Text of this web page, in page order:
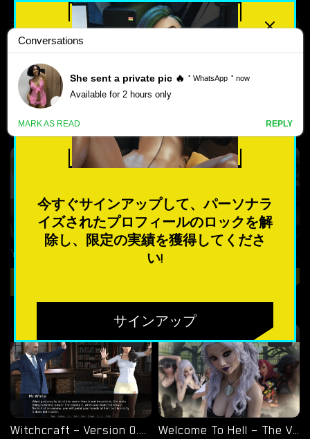
最高評価
人気のある
新しい
ポ
フリーセックスシミュレーター
無料エロゲーム
限定ゲーム
モバイル向けトップポルノゲ
ームをダウンロード📲
Yes, We Are – New Version 4 [TeamOfOne] XXLove – New Version 0.8 [CHAIXAS-GAMES]
4.6
Witchcraft – Version 0.9.8p – Added Android Port [Red Silhouette]
4.4
Welcome To Hell – The Vampire Chronicles – New Version 0.1.0 Remastered [NoobPRO Games]
今すぐサインアップして、パーソナラ
イズされたプロフィールのロックを解
除し、限定の実績を獲得してくださ
い!
サインアップ